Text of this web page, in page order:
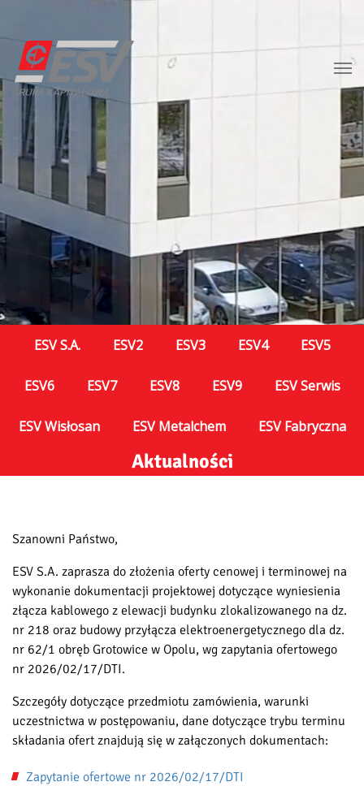
ESV S.A. ESV2 ESV3 ESV4 ESV5
ESV6 ESV7 ESV8 ESV9 ESV Serwis
ESV Wisłosan ESV Metalchem ESV Fabryczna
Aktualności
Szanowni Państwo,
ESV S.A. zaprasza do złożenia oferty cenowej i terminowej na
wykonanie dokumentacji projektowej dotyczące wyniesienia
złącza kablowego z elewacji budynku zlokalizowanego na dz.
nr 218 oraz budowy przyłącza elektroenergetycznego dla dz.
nr 62/1 obręb Grotowice w Opolu, wg zapytania ofertowego
nr 2026/02/17/DTI.
Szczegóły dotyczące przedmiotu zamówienia, warunki
uczestnictwa w postępowaniu, dane dotyczące trybu terminu
składania ofert znajdują się w załączonych dokumentach:
Zapytanie ofertowe nr 2026/02/17/DTI